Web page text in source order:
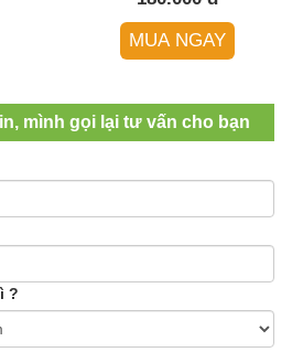
MUA NGAY
mình gọi lại tư vấn cho bạn
?